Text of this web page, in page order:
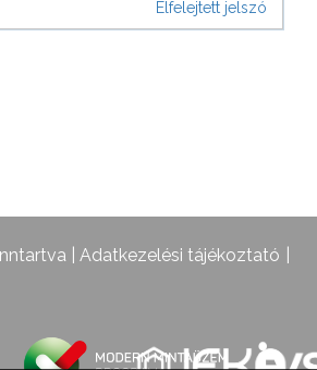
Elfelejtett jelszó
| Adatkezelési tájékoztató